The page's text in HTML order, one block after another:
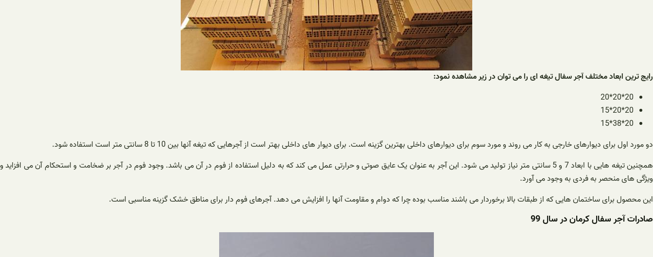
رایج ترین ابعاد مختلف آجر سفال تیغه ای را می توان در زیر مشاهده نمود:
20*20*20
20*20*15
20*38*15
دو مورد اول برای دیوارهای خارجی به کار می روند و مورد سوم برای دیوارهای داخلی بهترین گزینه است. برای دیوار های داخلی بهتر است از آجرهایی که تیغه آنها بین 10 تا 8 سانتی متر است استفاده شود.
همچنین تیغه هایی با ابعاد 7 و 5 سانتی متر نیاز تولید می شود. این آجر به عنوان یک عایق صوتی و حرارتی عمل می کند که به دلیل استفاده از فوم در آن می باشد. وجود فوم در آجر بر ضخامت و استحکام آن می افزاید و
ویژگی های منحصر به فردی به وجود می آورد.
این محصول برای ساختمان هایی که از طبقات بالا برخوردار می باشند مناسب بوده چرا که دوام و مقاومت آنها را افزایش می دهد. آجرهای فوم دار برای مناطق خشک گزینه مناسبی است.
صادرات آجر سفال کرمان در سال 99